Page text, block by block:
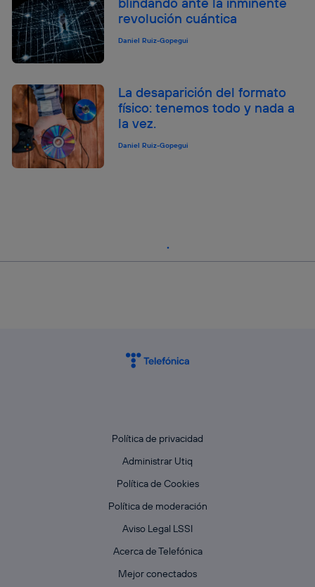
revolución cuántica
Daniel Ruiz-Gopegui
La desaparición del formato
físico: tenemos todo y nada a
la vez.
Daniel Ruiz-Gopegui
Política de privacidad
Administrar Utiq
Política de Cookies
Política de moderación
Aviso Legal LSSI
Acerca de Telefónica
Mejor conectados